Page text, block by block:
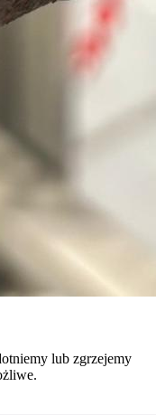
lub zgrzejemy